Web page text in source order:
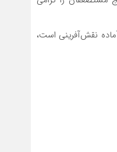
نقش‌آفرینی است،